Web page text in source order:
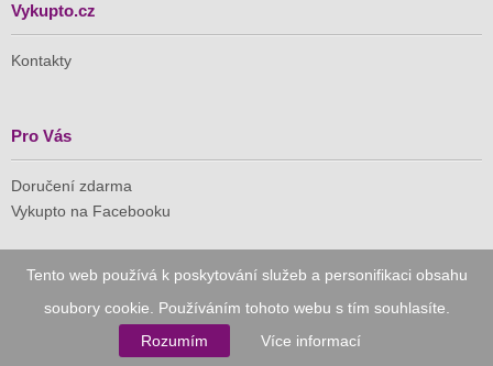
Tento web používá k poskytování služeb a personifikaci obsahu
soubory cookie. Používáním tohoto webu s tím souhlasíte.
Rozumím
Více informací
Vykupto.cz
Kontakty
Pro Vás
Doručení zdarma
Vykupto na Facebooku
Naše společnost je členem Asociace pro elektronickou
komerci (APEK)